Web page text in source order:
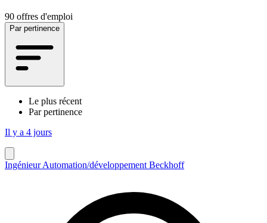
90 offres d'emploi
Par pertinence
Le plus récent
Par pertinence
Il y a 4 jours
Ingénieur Automation/développement Beckhoff